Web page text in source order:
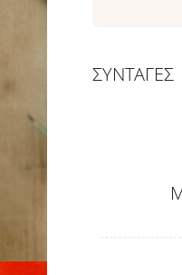
ΣΥΝΤΑΓΕΣ